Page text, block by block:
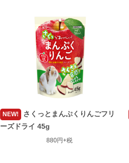
NEW!
さくっとまんぷくりんごフリ
ーズドライ 45g
880円+税